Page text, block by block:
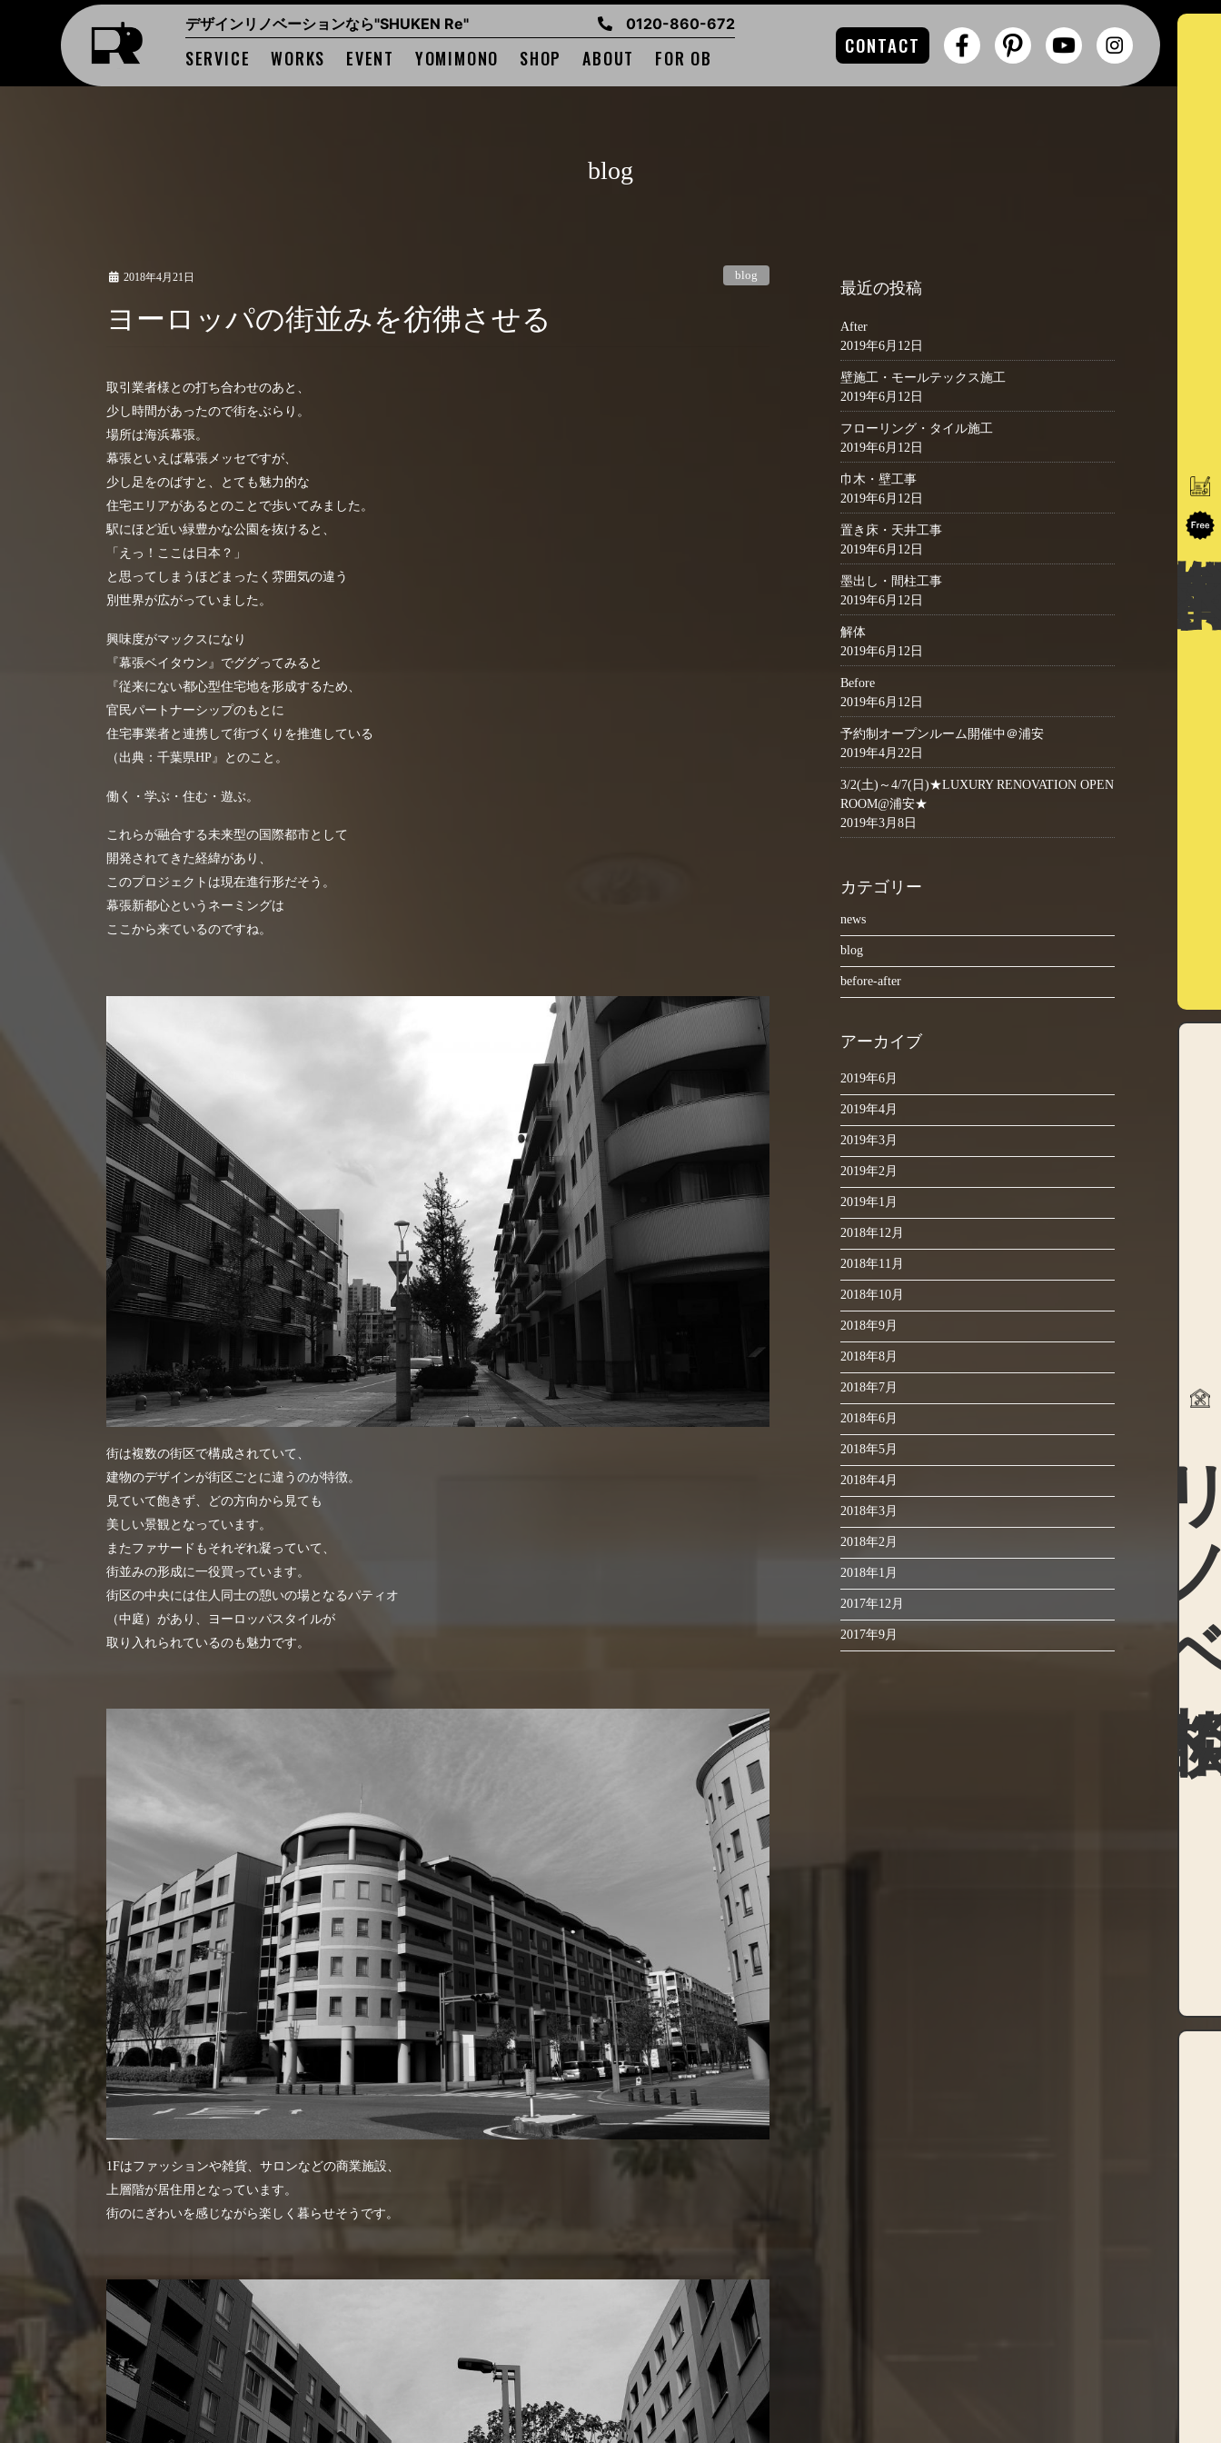
デザインリノベーションなら"SHUKEN Re" 0120-860-672
SERVICE WORKS EVENT YOMIMONO SHOP ABOUT FOR OB
CONTACT
blog
2018年4月21日 blog
ヨーロッパの街並みを彷彿させる
取引業者様との打ち合わせのあと、
少し時間があったので街をぶらり。
場所は海浜幕張。
幕張といえば幕張メッセですが、
少し足をのばすと、とても魅力的な
住宅エリアがあるとのことで歩いてみました。
駅にほど近い緑豊かな公園を抜けると、
「えっ！ここは日本？」
と思ってしまうほどまったく雰囲気の違う
別世界が広がっていました。
興味度がマックスになり
『幕張ベイタウン』でググってみると
『従来にない都心型住宅地を形成するため、
官民パートナーシップのもとに
住宅事業者と連携して街づくりを推進している
（出典：千葉県HP』とのこと。
働く・学ぶ・住む・遊ぶ。
これらが融合する未来型の国際都市として
開発されてきた経緯があり、
このプロジェクトは現在進行形だそう。
幕張新都心というネーミングは
ここから来ているのですね。
街は複数の街区で構成されていて、
建物のデザインが街区ごとに違うのが特徴。
見ていて飽きず、どの方向から見ても
美しい景観となっています。
またファサードもそれぞれ凝っていて、
街並みの形成に一役買っています。
街区の中央には住人同士の憩いの場となるパティオ
（中庭）があり、ヨーロッパスタイルが
取り入れられているのも魅力です。
1Fはファッションや雑貨、サロンなどの商業施設、
上層階が居住用となっています。
街のにぎわいを感じながら楽しく暮らせそうです。
最近の投稿
After
2019年6月12日
壁施工・モールテックス施工
2019年6月12日
フローリング・タイル施工
2019年6月12日
巾木・壁工事
2019年6月12日
置き床・天井工事
2019年6月12日
墨出し・間柱工事
2019年6月12日
解体
2019年6月12日
Before
2019年6月12日
予約制オープンルーム開催中＠浦安
2019年4月22日
3/2(土)～4/7(日)★LUXURY RENOVATION OPEN
ROOM@浦安★
2019年3月8日
カテゴリー
news
blog
before-after
アーカイブ
2019年6月
2019年4月
2019年3月
2019年2月
2019年1月
2018年12月
2018年11月
2018年10月
2018年9月
2018年8月
2018年7月
2018年6月
2018年5月
2018年4月
2018年3月
2018年2月
2018年1月
2017年12月
2017年9月 リ